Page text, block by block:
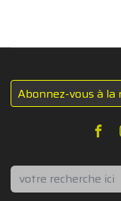
Abonnez-vous à
Rechercher